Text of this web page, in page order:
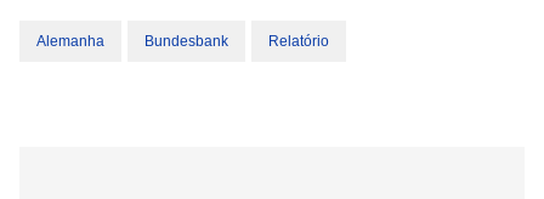
Alemanha Bundesbank Relatório